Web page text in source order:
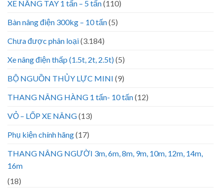
XE NÂNG TAY 1 tấn – 5 tấn(110)
Bàn nâng điện 300kg – 10 tấn(5)
Chưa được phân loại(3.184)
Xe nâng điện thấp (1.5t, 2t, 2.5t)(5)
BỘ NGUỒN THỦY LỰC MINI (9)
THANG NÂNG HÀNG 1 tấn- 10 tấn(12)
VỎ – LỐP XE NÂNG(13)
Phụ kiện chính hãng(17)
THANG NÂNG NGƯỜI 3m, 6m, 8m, 9m, 10m, 12m, 14m,
16m
(18)